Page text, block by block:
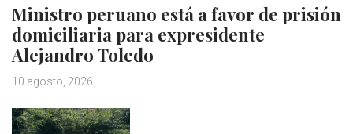
Ministro peruano está a favor de prisión
domiciliaria para expresidente
Alejandro Toledo
10 agosto, 2026